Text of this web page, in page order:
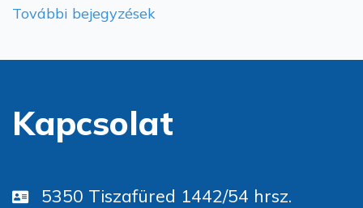
További bejegyzések
Kapcsolat
5350 Tiszafüred 1442/54 hrsz.